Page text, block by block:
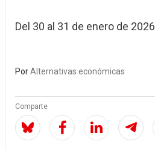
Del 30 al 31 de enero de 2026
PorAlternativas económicas
Comparte